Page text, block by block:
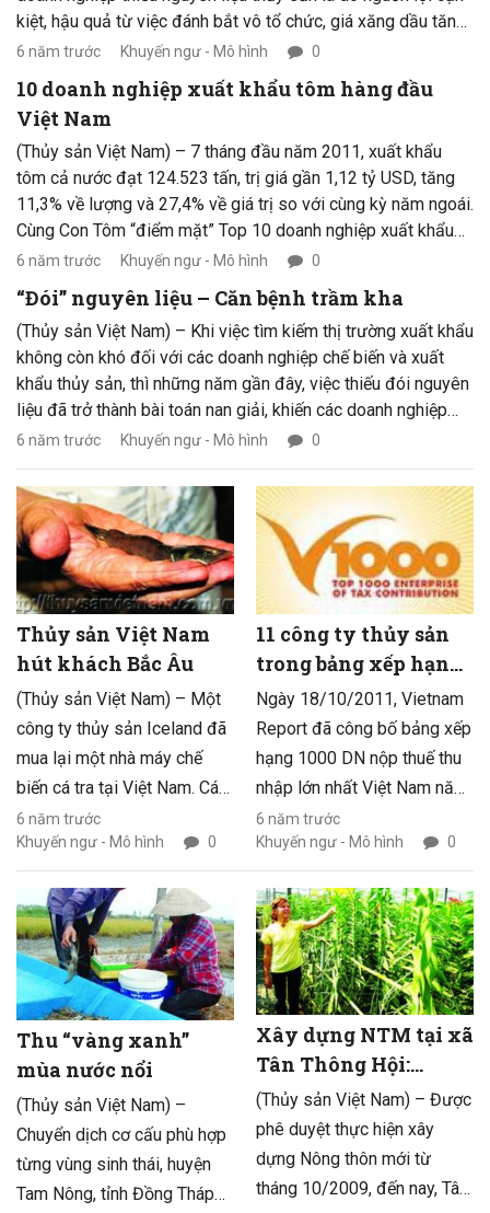
kiệt, hậu quả từ việc đánh bắt vô tổ chức, giá xăng dầu tăng
cao khiến ngư dân “bỏ biển”. Và nhiều nguyên nhân nhân khác
nữa làm cho tình trạng thiếu nguyên liệu ngày càng trở nên
trầm trọng.
6 năm trước Khuyến ngư - Mô hình 0
10 doanh nghiệp xuất khẩu tôm hàng đầu
Việt Nam
(Thủy sản Việt Nam) – 7 tháng đầu năm 2011, xuất khẩu
tôm cả nước đạt 124.523 tấn, trị giá gần 1,12 tỷ USD, tăng
11,3% về lượng và 27,4% về giá trị so với cùng kỳ năm ngoái.
Cùng Con Tôm “điểm mặt” Top 10 doanh nghiệp xuất khẩu
lớn nhất trong 7 tháng đầu năm 2011.
6 năm trước Khuyến ngư - Mô hình 0
“Đói” nguyên liệu – Căn bệnh trầm kha
(Thủy sản Việt Nam) – Khi việc tìm kiếm thị trường xuất khẩu
không còn khó đối với các doanh nghiệp chế biến và xuất
khẩu thủy sản, thì những năm gần đây, việc thiếu đói nguyên
liệu đã trở thành bài toán nan giải, khiến các doanh nghiệp
chế biến xuất khẩu thủy sản “toát mồ hôi”. Giải bài toán khó
hiện nay.
6 năm trước Khuyến ngư - Mô hình 0
Thủy sản Việt Nam
hút khách Bắc Âu
(Thủy sản Việt Nam) – Một
công ty thủy sản Iceland đã
mua lại một nhà máy chế
biến cá tra tại Việt Nam. Các
nhà đầu tư khác ở vùng Bắc
Âu cũng đang có những
bước tiến vào thị trường thủy
sản Việt Nam.
6 năm trước
Khuyến ngư - Mô hình
0
11 công ty thủy sản
trong bảng xếp hạng
V1000
Ngày 18/10/2011, Vietnam
Report đã công bố bảng xếp
hạng 1000 DN nộp thuế thu
nhập lớn nhất Việt Nam năm
2011 (V1000). Đây là năm
thứ hai V1000 được công bố
để ghi nhận và tôn vinh các
DN có đóng góp về thuế thu
nhập lớn nhất trong 3 năm
liên tiếp (2008 – 2010) cho
ngân sách quốc gia.
6 năm trước
Khuyến ngư - Mô hình
0
Thu “vàng xanh”
mùa nước nổi
(Thủy sản Việt Nam) –
Chuyển dịch cơ cấu phù hợp
từng vùng sinh thái, huyện
Tam Nông, tỉnh Đồng Tháp
Xây dựng NTM tại xã
Tân Thông Hội:
Thành công nhờ biết
“dựa sức dân”
(Thủy sản Việt Nam) – Được
phê duyệt thực hiện xây
dựng Nông thôn mới từ
tháng 10/2009, đến nay, Tân